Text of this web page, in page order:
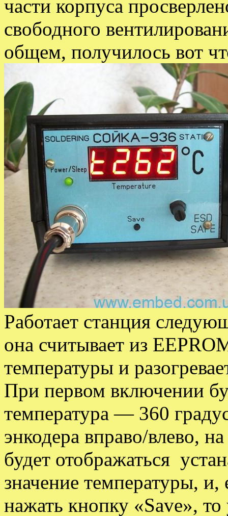
части корпуса
свободного
общем, получилось вот
Работает станция
она считывает из
температуры и
При первом включении
температура — 360
энкодера вправо/влево,
будет отображаться
значение температуры,
нажать кнопку «Save», то